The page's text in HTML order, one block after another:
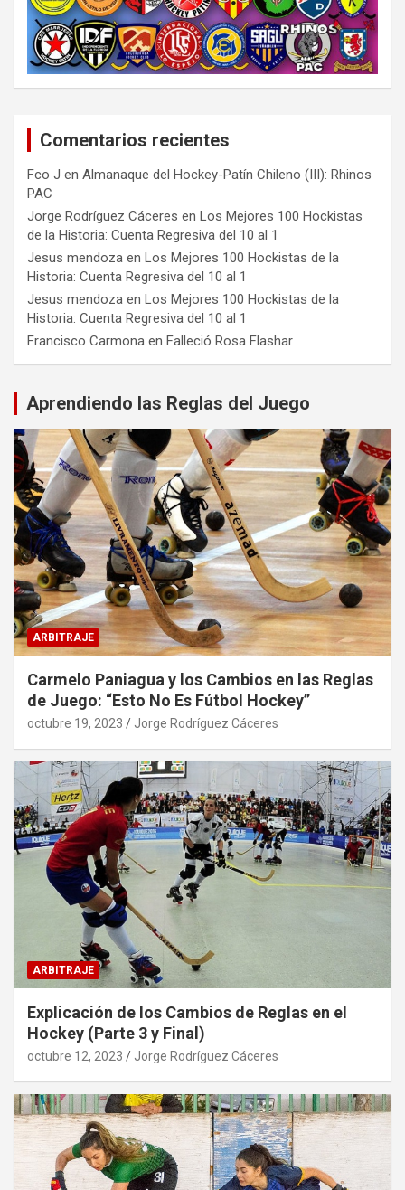
Comentarios recientes
Fco J en Almanaque del Hockey-Patín Chileno (III): Rhinos
PAC
Jorge Rodríguez Cáceres en Los Mejores 100 Hockistas
de la Historia: Cuenta Regresiva del 10 al 1
Jesus mendoza en Los Mejores 100 Hockistas de la
Historia: Cuenta Regresiva del 10 al 1
Jesus mendoza en Los Mejores 100 Hockistas de la
Historia: Cuenta Regresiva del 10 al 1
Francisco Carmona en Falleció Rosa Flashar
Aprendiendo las Reglas del Juego
ARBITRAJE
Carmelo Paniagua y los Cambios en las Reglas
de Juego: “Esto No Es Fútbol Hockey”
octubre 19, 2023 Jorge Rodríguez Cáceres
ARBITRAJE
Explicación de los Cambios de Reglas en el
Hockey (Parte 3 y Final)
octubre 12, 2023 Jorge Rodríguez Cáceres